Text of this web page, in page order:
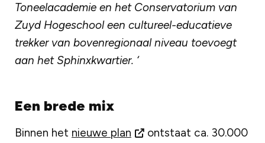
Toneelacademie en het Conservatorium van
Zuyd Hogeschool een cultureel-educatieve
trekker van bovenregionaal niveau toevoegt
aan het Sphinxkwartier. ‘
Een brede mix
Binnen het nieuwe plan
ontstaat ca. 30.000